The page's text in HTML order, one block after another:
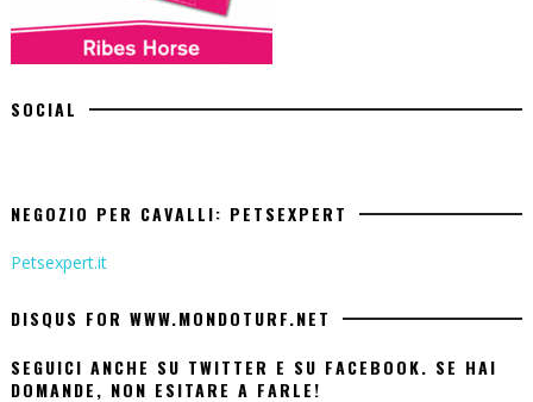
SOCIAL
NEGOZIO PER CAVALLI: PETSEXPERT
Petsexpert.it
DISQUS FOR WWW.MONDOTURF.NET
SEGUICI ANCHE SU TWITTER E SU FACEBOOK. SE HAI
DOMANDE, NON ESITARE A FARLE!